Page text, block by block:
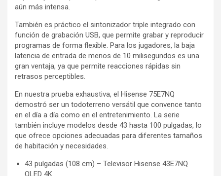
aún más intensa.
También es práctico el sintonizador triple integrado con
función de grabación USB, que permite grabar y reproducir
programas de forma flexible. Para los jugadores, la baja
latencia de entrada de menos de 10 milisegundos es una
gran ventaja, ya que permite reacciones rápidas sin
retrasos perceptibles.
En nuestra prueba exhaustiva, el Hisense 75E7NQ
demostró ser un todoterreno versátil que convence tanto
en el día a día como en el entretenimiento. La serie
también incluye modelos desde 43 hasta 100 pulgadas, lo
que ofrece opciones adecuadas para diferentes tamaños
de habitación y necesidades.
43 pulgadas (108 cm) – Televisor Hisense 43E7NQ
QLED 4K